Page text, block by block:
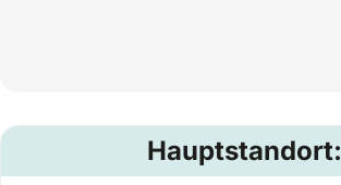
Hauptstandort: